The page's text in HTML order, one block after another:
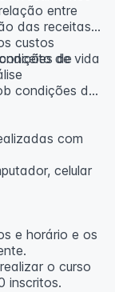
entre
das receitas
custos
de vida
de
condições de
com
celular
e horário e os
o curso
inscritos.